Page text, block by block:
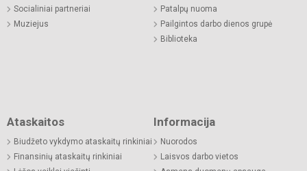
Socialiniai partneriai
Muziejus
Patalpų nuoma
Pailgintos darbo dienos grupė
Biblioteka
Ataskaitos
Biudžeto vykdymo ataskaitų rinkiniai
Finansinių ataskaitų rinkiniai
Informacija
Nuorodos
Laisvos darbo vietos